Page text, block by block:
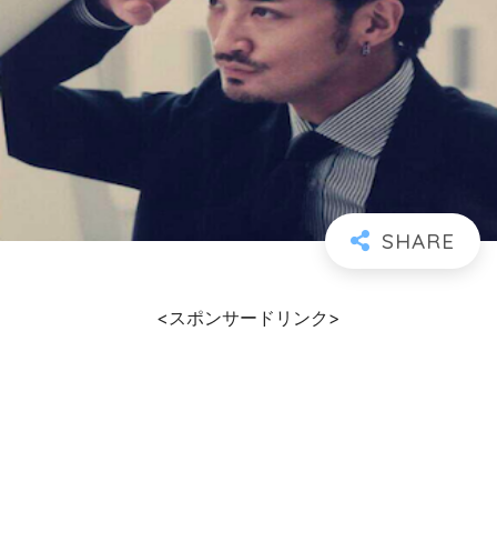
<スポンサードリンク>